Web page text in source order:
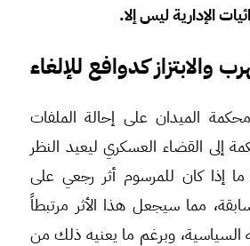
الإدارية ليس إلا.
والابتزاز كدوافع للإلغاء
الميدان على إحالة الملفات
إلى القضاء العسكري ليعيد النظر
إذا كان للمرسوم أثر رجعي على
مما سيجعل هذا الأثر مرتبطاً
السياسية، وبرغم ما يعنيه ذلك من